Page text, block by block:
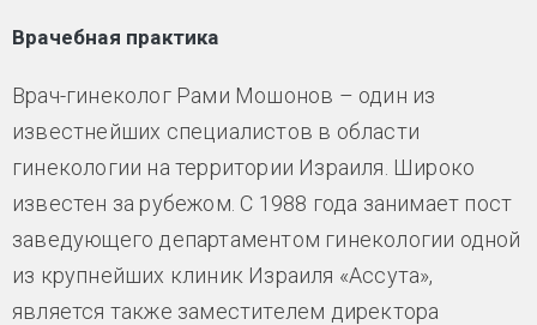
Врачебная практика
Врач-гинеколог Рами Мошонов – один из
известнейших специалистов в области
гинекологии на территории Израиля. Широко
известен за рубежом. С 1988 года занимает пост
заведующего департаментом гинекологии одной
из крупнейших клиник Израиля «Ассута»,
является также заместителем директора